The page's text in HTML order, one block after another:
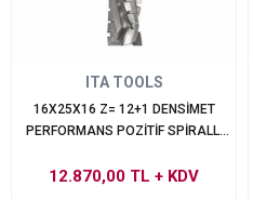
ITA TOOLS
16X25X16 Z= 12+1 DENSİMET
PERFORMANS POZİTİF SPİRALLİ
12.870,00 TL + KDV